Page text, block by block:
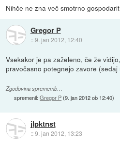
Nihče ne zna več smotrno
Gregor P
::9. jan 2012, 12:40
Vsekakor je pa zaželeno, če že
pravočasno potegnejo zavore
Zgodovina sprememb…
spremenil:Gregor P(9. jan 2012 ob 12:40)
jlpktnst
::9. jan 2012, 13:23